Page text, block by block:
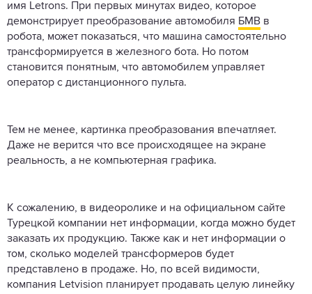
имя Letrons. При первых минутах видео, которое
демонстрирует преобразование автомобиля БМВ в
робота, может показаться, что машина самостоятельно
трансформируется в железного бота. Но потом
становится понятным, что автомобилем управляет
оператор с дистанционного пульта.
Тем не менее, картинка преобразования впечатляет.
Даже не верится что все происходящее на экране
реальность, а не компьютерная графика.
К сожалению, в видеоролике и на официальном сайте
Турецкой компании нет информации, когда можно будет
заказать их продукцию. Также как и нет информации о
том, сколько моделей трансформеров будет
представлено в продаже. Но, по всей видимости,
компания Letvision планирует продавать целую линейку